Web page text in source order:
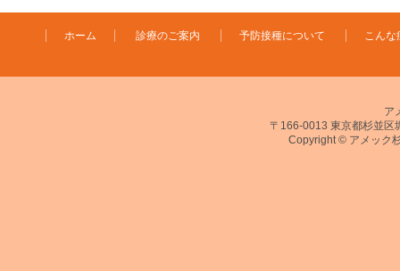
ホーム 診療のご案内 予防接種について こん
ア
〒166-0013 東京都杉並区
Copyright © アメック